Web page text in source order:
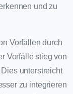
und zu
Vorfällen durch
Vorfälle stieg von
unterstreicht
zu integrieren